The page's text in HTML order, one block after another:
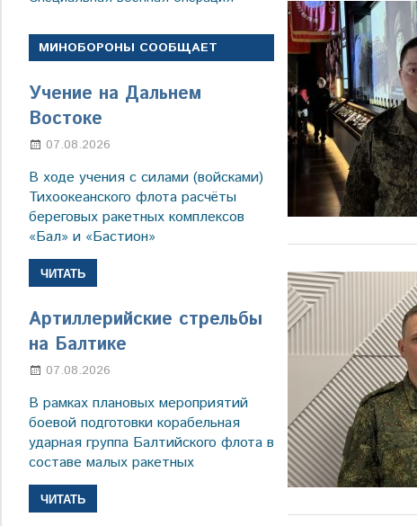
МИНОБОРОНЫ СООБЩАЕТ
Учение на Дальнем
Востоке
07.08.2026
В ходе учения с силами (войсками)
Тихоокеанского флота расчёты
береговых ракетных комплексов
«Бал» и «Бастион»
ЧИТАТЬ
Артиллерийские стрельбы
на Балтике
07.08.2026
В рамках плановых мероприятий
боевой подготовки корабельная
ударная группа Балтийского флота в
составе малых ракетных
ЧИТАТЬ